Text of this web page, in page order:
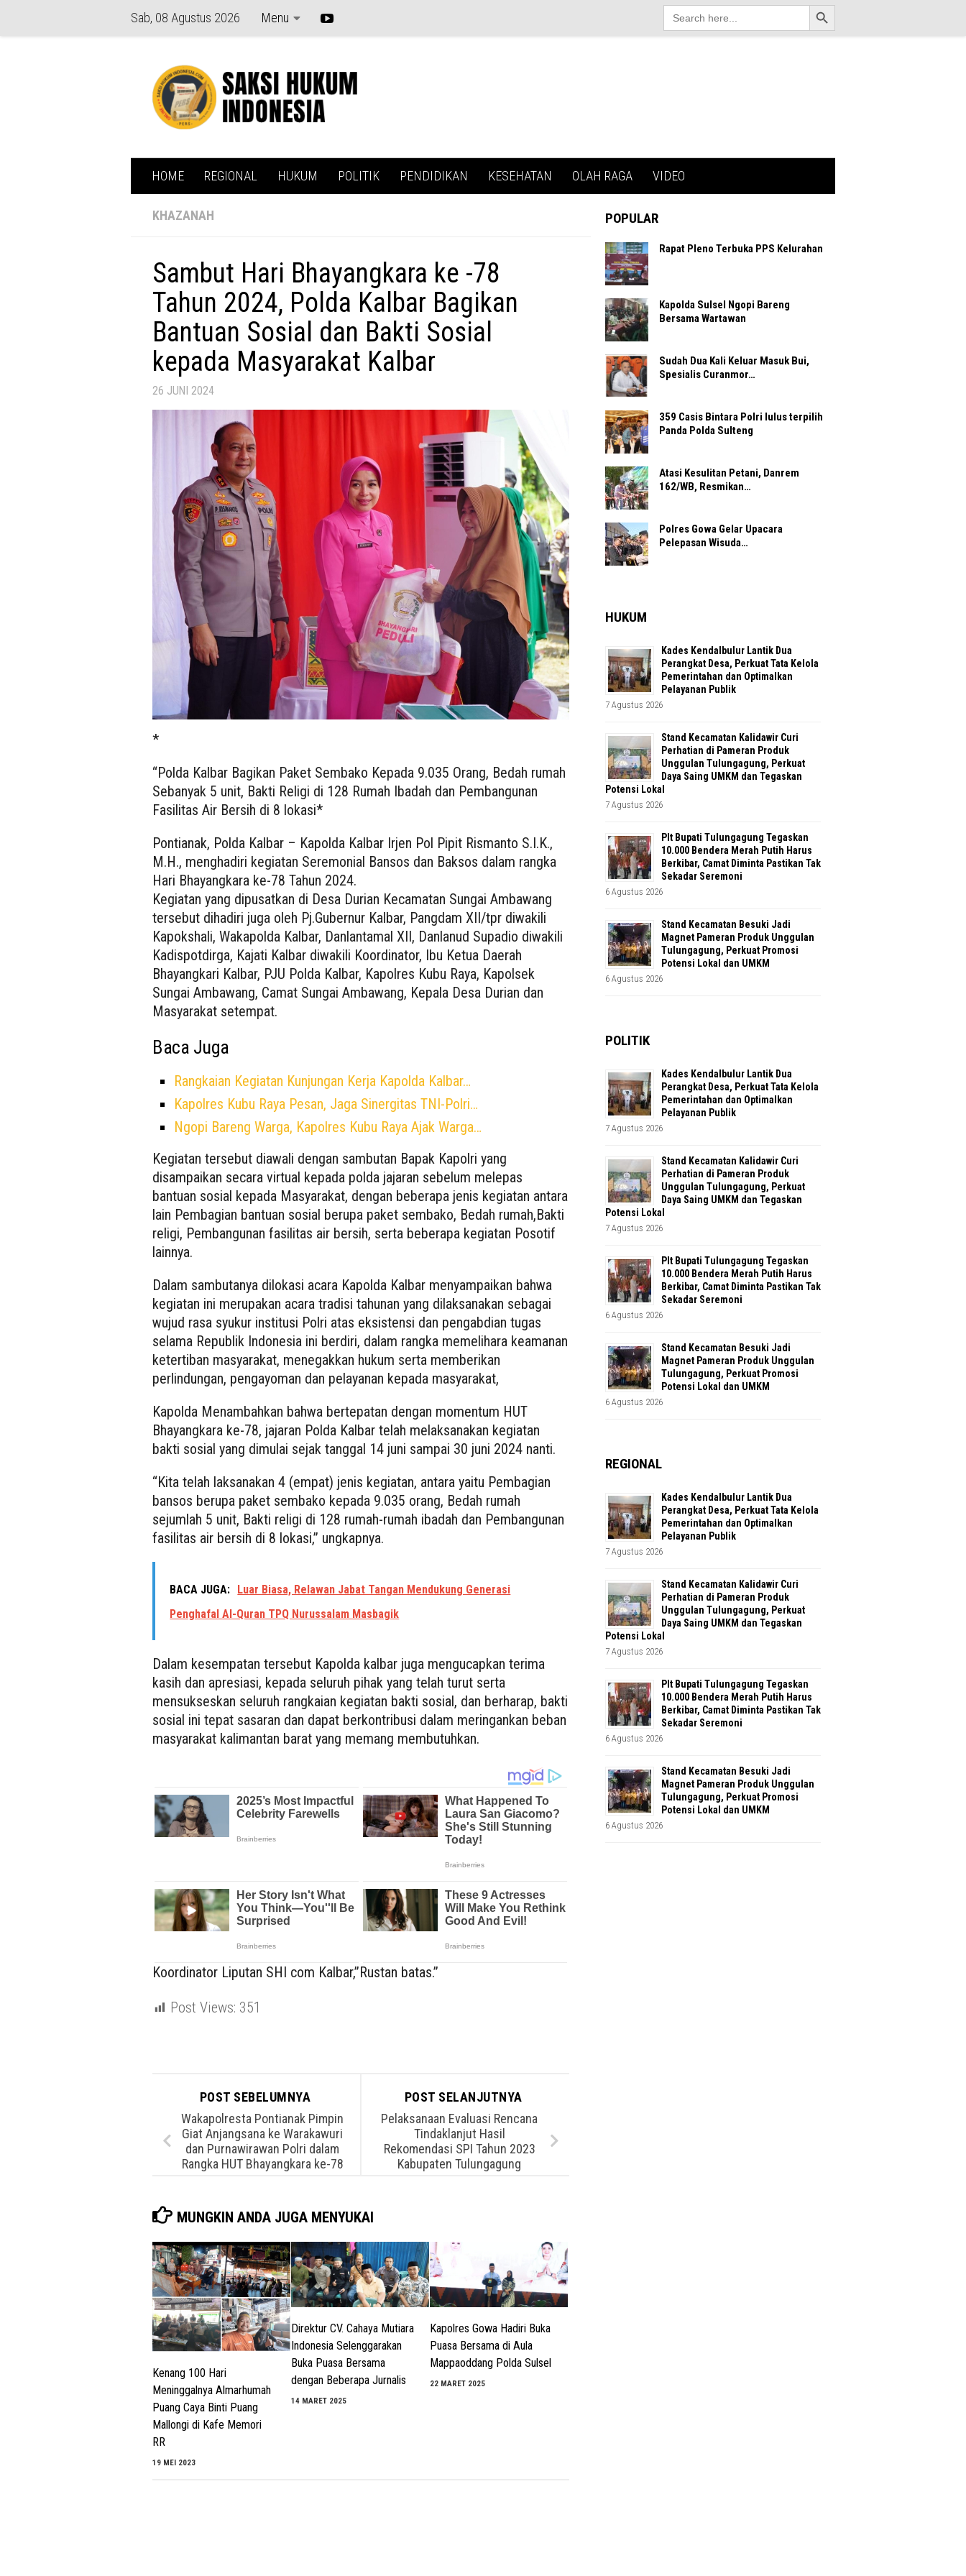
Sab, 08 Agustus 2026 Menu
Search
for:
Search Button
HOME REGIONAL HUKUM POLITIK PENDIDIKAN KESEHATAN OLAH RAGA VIDEO
KHAZANAH
Sambut Hari Bhayangkara ke -78
Tahun 2024, Polda Kalbar Bagikan
Bantuan Sosial dan Bakti Sosial
kepada Masyarakat Kalbar
26 JUNI 2024
*
“Polda Kalbar Bagikan Paket Sembako Kepada 9.035 Orang, Bedah rumah
Sebanyak 5 unit, Bakti Religi di 128 Rumah Ibadah dan Pembangunan
Fasilitas Air Bersih di 8 lokasi*
Pontianak, Polda Kalbar – Kapolda Kalbar Irjen Pol Pipit Rismanto S.I.K.,
M.H., menghadiri kegiatan Seremonial Bansos dan Baksos dalam rangka
Hari Bhayangkara ke-78 Tahun 2024.
Kegiatan yang dipusatkan di Desa Durian Kecamatan Sungai Ambawang
tersebut dihadiri juga oleh Pj.Gubernur Kalbar, Pangdam XII/tpr diwakili
Kapokshali, Wakapolda Kalbar, Danlantamal XII, Danlanud Supadio diwakili
Kadispotdirga, Kajati Kalbar diwakili Koordinator, Ibu Ketua Daerah
Bhayangkari Kalbar, PJU Polda Kalbar, Kapolres Kubu Raya, Kapolsek
Sungai Ambawang, Camat Sungai Ambawang, Kepala Desa Durian dan
Masyarakat setempat.
Baca Juga
Rangkaian Kegiatan Kunjungan Kerja Kapolda Kalbar…
Kapolres Kubu Raya Pesan, Jaga Sinergitas TNI-Polri…
Ngopi Bareng Warga, Kapolres Kubu Raya Ajak Warga…
Kegiatan tersebut diawali dengan sambutan Bapak Kapolri yang
disampaikan secara virtual kepada polda jajaran sebelum melepas
bantuan sosial kepada Masyarakat, dengan beberapa jenis kegiatan antara
lain Pembagian bantuan sosial berupa paket sembako, Bedah rumah,Bakti
religi, Pembangunan fasilitas air bersih, serta beberapa kegiatan Posotif
lainnya.
Dalam sambutanya dilokasi acara Kapolda Kalbar menyampaikan bahwa
kegiatan ini merupakan acara tradisi tahunan yang dilaksanakan sebagai
wujud rasa syukur institusi Polri atas eksistensi dan pengabdian tugas
selama Republik Indonesia ini berdiri, dalam rangka memelihara keamanan
ketertiban masyarakat, menegakkan hukum serta memberikan
perlindungan, pengayoman dan pelayanan kepada masyarakat,
Kapolda Menambahkan bahwa bertepatan dengan momentum HUT
Bhayangkara ke-78, jajaran Polda Kalbar telah melaksanakan kegiatan
bakti sosial yang dimulai sejak tanggal 14 juni sampai 30 juni 2024 nanti.
“Kita telah laksanakan 4 (empat) jenis kegiatan, antara yaitu Pembagian
bansos berupa paket sembako kepada 9.035 orang, Bedah rumah
sejumlah 5 unit, Bakti religi di 128 rumah-rumah ibadah dan Pembangunan
fasilitas air bersih di 8 lokasi,” ungkapnya.
BACA JUGA: Luar Biasa, Relawan Jabat Tangan Mendukung Generasi
Penghafal Al-Quran TPQ Nurussalam Masbagik
Dalam kesempatan tersebut Kapolda kalbar juga mengucapkan terima
kasih dan apresiasi, kepada seluruh pihak yang telah turut serta
mensukseskan seluruh rangkaian kegiatan bakti sosial, dan berharap, bakti
sosial ini tepat sasaran dan dapat berkontribusi dalam meringankan beban
masyarakat kalimantan barat yang memang membutuhkan.
Koordinator Liputan SHI com Kalbar,”Rustan batas.”
Post Views: 351
POST SELANJUTNYA
Pelaksanaan Evaluasi Rencana
Tindaklanjut Hasil
Rekomendasi SPI Tahun 2023
Kabupaten Tulungagung
POST SEBELUMNYA
Wakapolresta Pontianak Pimpin
Giat Anjangsana ke Warakawuri
dan Purnawirawan Polri dalam
Rangka HUT Bhayangkara ke-78
MUNGKIN ANDA JUGA MENYUKAI
Kenang 100 Hari
Meninggalnya Almarhumah
Puang Caya Binti Puang
Mallongi di Kafe Memori
RR
19 MEI 2023
Direktur CV. Cahaya Mutiara
Indonesia Selenggarakan
Buka Puasa Bersama
dengan Beberapa Jurnalis
14 MARET 2025
Kapolres Gowa Hadiri Buka
Puasa Bersama di Aula
Mappaoddang Polda Sulsel
22 MARET 2025
POPULAR
Rapat Pleno Terbuka PPS Kelurahan
Kapolda Sulsel Ngopi Bareng
Bersama Wartawan
Sudah Dua Kali Keluar Masuk Bui,
Spesialis Curanmor…
359 Casis Bintara Polri lulus terpilih
Panda Polda Sulteng
Atasi Kesulitan Petani, Danrem
162/WB, Resmikan…
Polres Gowa Gelar Upacara
Pelepasan Wisuda…
HUKUM
Kades Kendalbulur Lantik Dua
Perangkat Desa, Perkuat Tata Kelola
Pemerintahan dan Optimalkan
Pelayanan Publik
7 Agustus 2026
Stand Kecamatan Kalidawir Curi
Perhatian di Pameran Produk
Unggulan Tulungagung, Perkuat
Daya Saing UMKM dan Tegaskan
Potensi Lokal
7 Agustus 2026
Plt Bupati Tulungagung Tegaskan
10.000 Bendera Merah Putih Harus
Berkibar, Camat Diminta Pastikan Tak
Sekadar Seremoni
6 Agustus 2026
Stand Kecamatan Besuki Jadi
Magnet Pameran Produk Unggulan
Tulungagung, Perkuat Promosi
Potensi Lokal dan UMKM
6 Agustus 2026
POLITIK
Kades Kendalbulur Lantik Dua
Perangkat Desa, Perkuat Tata Kelola
Pemerintahan dan Optimalkan
Pelayanan Publik
7 Agustus 2026
Stand Kecamatan Kalidawir Curi
Perhatian di Pameran Produk
Unggulan Tulungagung, Perkuat
Daya Saing UMKM dan Tegaskan
Potensi Lokal
7 Agustus 2026
Plt Bupati Tulungagung Tegaskan
10.000 Bendera Merah Putih Harus
Berkibar, Camat Diminta Pastikan Tak
Sekadar Seremoni
6 Agustus 2026
Stand Kecamatan Besuki Jadi
Magnet Pameran Produk Unggulan
Tulungagung, Perkuat Promosi
Potensi Lokal dan UMKM
6 Agustus 2026
REGIONAL
Kades Kendalbulur Lantik Dua
Perangkat Desa, Perkuat Tata Kelola
Pemerintahan dan Optimalkan
Pelayanan Publik
7 Agustus 2026
Stand Kecamatan Kalidawir Curi
Perhatian di Pameran Produk
Unggulan Tulungagung, Perkuat
Daya Saing UMKM dan Tegaskan
Potensi Lokal
7 Agustus 2026
Plt Bupati Tulungagung Tegaskan
10.000 Bendera Merah Putih Harus
Berkibar, Camat Diminta Pastikan Tak
Sekadar Seremoni
6 Agustus 2026
Stand Kecamatan Besuki Jadi
Magnet Pameran Produk Unggulan
Tulungagung, Perkuat Promosi
Potensi Lokal dan UMKM
6 Agustus 2026